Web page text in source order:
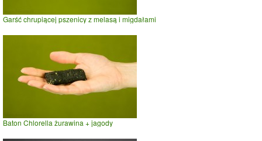
Garść chrupiącej pszenicy z melasą i migdałami
Baton Chlorella żurawina + jagody